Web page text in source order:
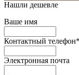
Нашли дешевле
Ваше имя
Контактный телефон*
Электронная почта